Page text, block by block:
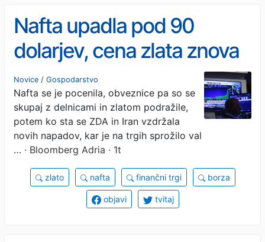
Nafta upadla pod 90
dolarjev, cena zlata znova
narašča
Novice / Gospodarstvo
Nafta se je pocenila, obveznice pa so se
skupaj z delnicami in zlatom podražile,
potem ko sta se ZDA in Iran vzdržala
novih napadov, kar je na trgih sprožilo val
… · Bloomberg Adria · 1t
zlato nafta finančni trgi borza
objavi tvitaj